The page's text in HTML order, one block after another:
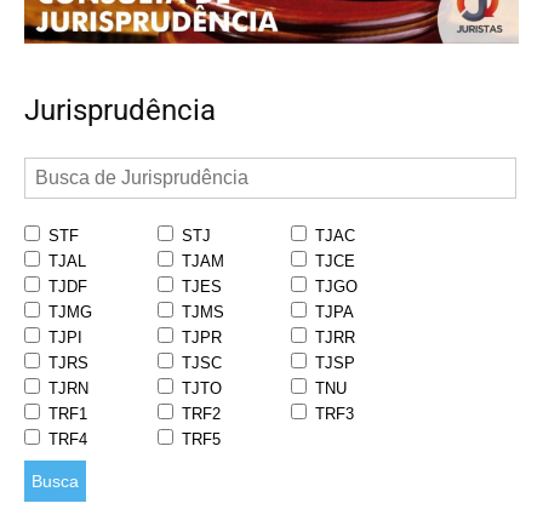
Jurisprudência
STF STJ
TJAC
TJAL
TJAM
TJCE
TJDF
TJES
TJGO
TJMG
TJMS
TJPA
TJPI
TJPR
TJRR
TJRS
TJSC
TJSP
TJRN
TJTO
TNU
TRF1
TRF2
TRF3
TRF4
TRF5
Busca